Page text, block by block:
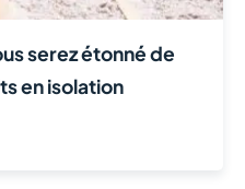
serez étonné de
en isolation